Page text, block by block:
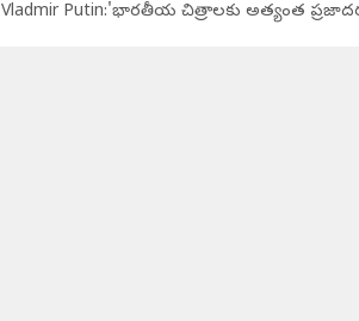
Vladmir Putin:'భారతీయ చిత్రాలకు అత్యంత